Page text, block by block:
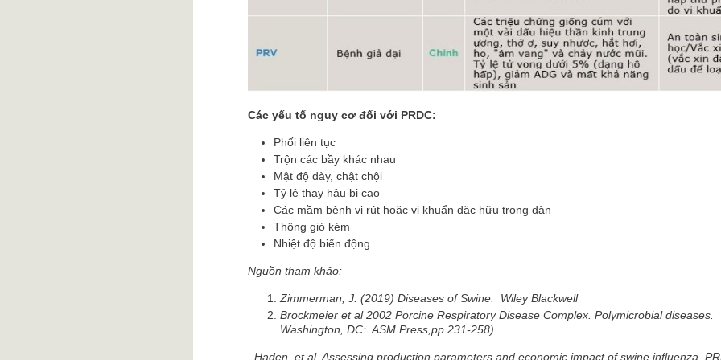
Các yếu tố nguy cơ đối với PRDC:
Phối liên tục
Trộn các bầy khác nhau
Mật độ dày, chật chội
Tỷ lệ thay hậu bị cao
Các mầm bệnh vi rút hoặc vi khuẩn đặc hữu trong đàn
Thông gió kém
Nhiệt độ biến động
Nguồn tham khảo:
Zimmerman, J. (2019) Diseases of Swine. Wiley Blackwell
Brockmeier et al 2002 Porcine Respiratory Disease Complex. Polymicrobial diseases.
Washington, DC: ASM Press,pp.231-258).
Haden, et al. Assessing production parameters and economic impact of swine influenza,